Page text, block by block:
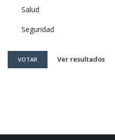
Salud
Seguridad
VOTAR Ver resultados